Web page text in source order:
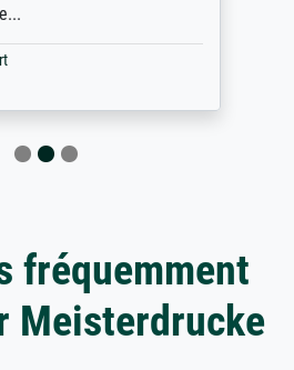
fréquemment
Meisterdrucke